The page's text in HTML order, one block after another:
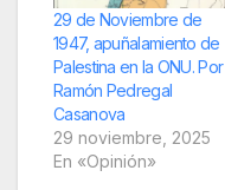
29 de Noviembre de
1947, apuñalamiento de
Palestina en la ONU. Por
Ramón Pedregal
Casanova
29 noviembre, 2025
En «Opinión»